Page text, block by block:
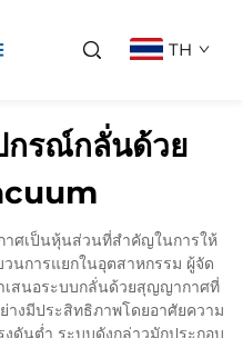
TH
กรณ์กลั่นด้วย
ศเป็นหุ้นส่วนที่สำคัญในการให้
นการแยกในอุตสาหกรรม ผู้จัด
เสนอระบบกลั่นด้วยสุญญากาศที่
งมีประสิทธิภาพโดยอาศัยความ
ดันต่ำ ระบบดังกล่าวมักประกอบ